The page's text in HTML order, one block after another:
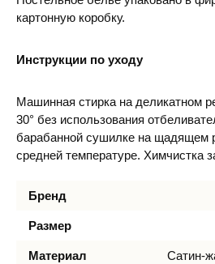
картонную коробку.
Инструкции по уходу
Машинная стирка на деликатном
30° без использования
барабанной сушилке на щадящем
средней температуре. Химчистка
Бренд
Размер
Материал Сатин-